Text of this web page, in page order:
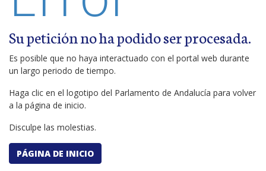
Su petición no ha podido ser procesada.
Es posible que no haya interactuado con el portal web durante
un largo periodo de tiempo.
Haga clic en el logotipo del Parlamento de Andalucía para volver
a la página de inicio.
Disculpe las molestias.
PÁGINA DE INICIO